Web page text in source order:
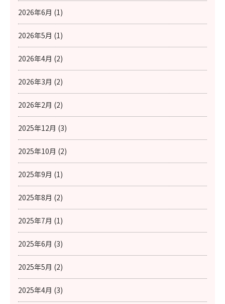
2026年6月 (1)
2026年5月 (1)
2026年4月 (2)
2026年3月 (2)
2026年2月 (2)
2025年12月 (3)
2025年10月 (2)
2025年9月 (1)
2025年8月 (2)
2025年7月 (1)
2025年6月 (3)
2025年5月 (2)
2025年4月 (3)